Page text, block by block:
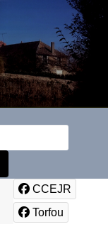
CCEJR
Torfou